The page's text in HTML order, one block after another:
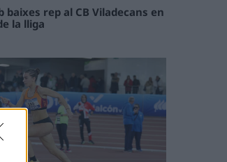
baixes rep al CB Viladecans en
la lliga